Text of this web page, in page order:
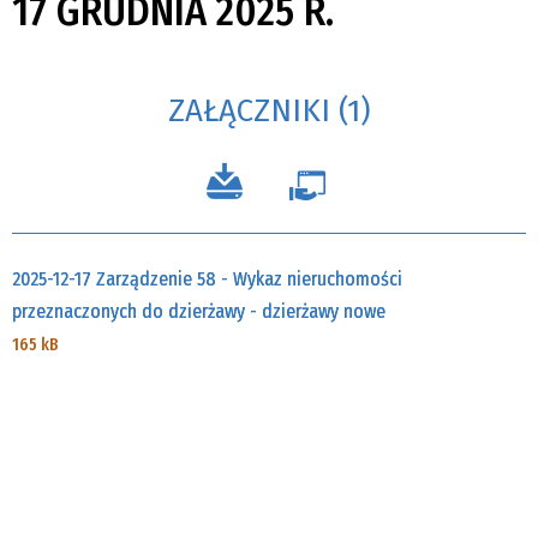
17 GRUDNIA 2025 R.
ZAŁĄCZNIKI (1)
2025-12-17 Zarządzenie 58 - Wykaz nieruchomości
przeznaczonych do dzierżawy - dzierżawy nowe
165 kB